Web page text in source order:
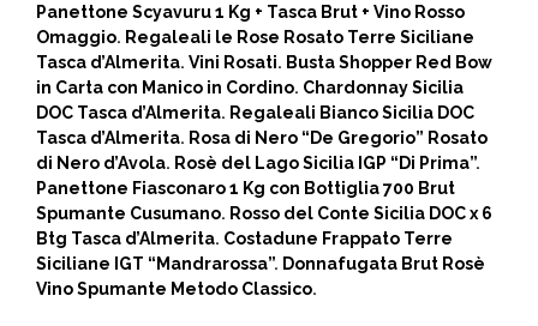
Panettone Scyavuru 1 Kg + Tasca Brut + Vino Rosso
Omaggio. Regaleali le Rose Rosato Terre Siciliane
Tasca d’Almerita. Vini Rosati. Busta Shopper Red Bow
in Carta con Manico in Cordino. Chardonnay Sicilia
DOC Tasca d’Almerita. Regaleali Bianco Sicilia DOC
Tasca d’Almerita. Rosa di Nero “De Gregorio” Rosato
di Nero d’Avola. Rosè del Lago Sicilia IGP “Di Prima”.
Panettone Fiasconaro 1 Kg con Bottiglia 700 Brut
Spumante Cusumano. Rosso del Conte Sicilia DOC x 6
Btg Tasca d’Almerita. Costadune Frappato Terre
Siciliane IGT “Mandrarossa”. Donnafugata Brut Rosè
Vino Spumante Metodo Classico.